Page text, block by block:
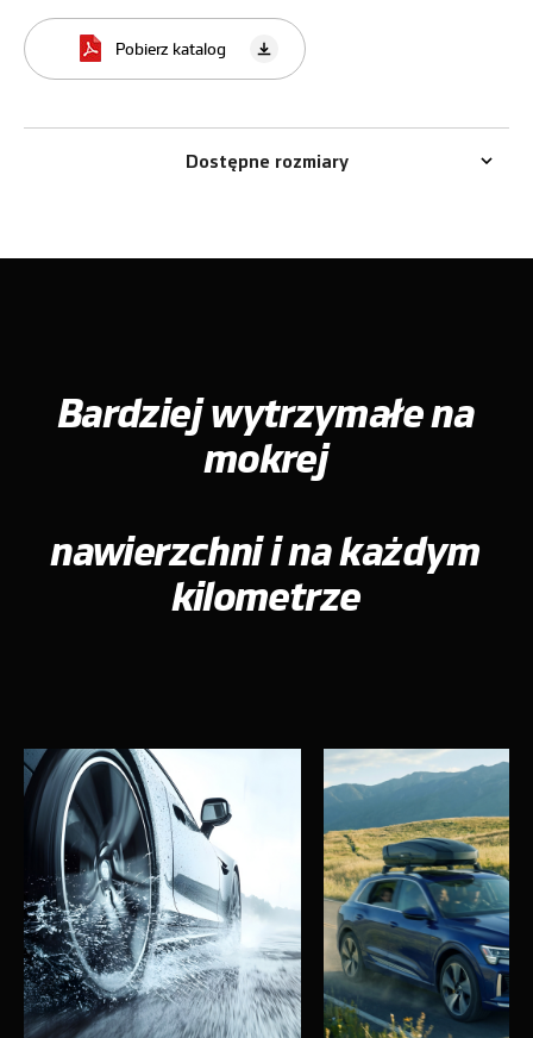
Pobierz katalog
Dostępne rozmiary
Bardziej wytrzymałe na
mokrej
nawierzchni i na każdym
kilometrze